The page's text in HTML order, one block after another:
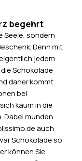
begehrt
Seele, sondern
Denn mit
jedem
Schokolade
daher kommt
bei
kaum in die
Dabei munden
auch
Schokolade so
können Sie